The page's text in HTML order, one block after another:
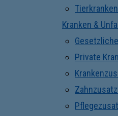
Kranken & Unfall
Private